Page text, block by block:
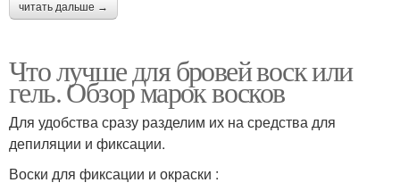
читать дальше →
Что лучше для бровей воск или
гель. Обзор марок восков
Для удобства сразу разделим их на средства для
депиляции и фиксации.
Воски для фиксации и окраски :